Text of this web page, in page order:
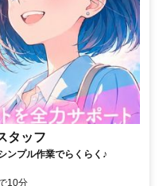
タッフ
ンプル作業でらくらく♪
10分